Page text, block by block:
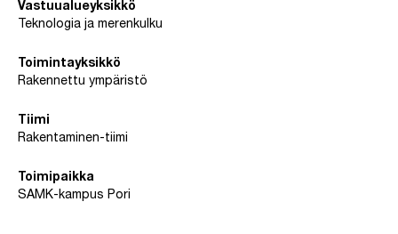
Vastuualueyksikkö
Teknologia ja merenkulku
Toimintayksikkö
Rakennettu ympäristö
Tiimi
Rakentaminen-tiimi
Toimipaikka
SAMK-kampus Pori